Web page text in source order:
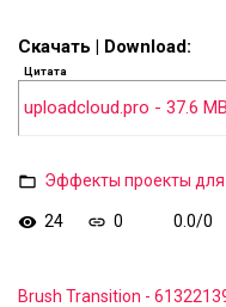
Скачать | Download:
Цитата
uploadcloud.pro - 37.6 MB
Эффекты проекты
24 0 0.0/0
Brush Transition -